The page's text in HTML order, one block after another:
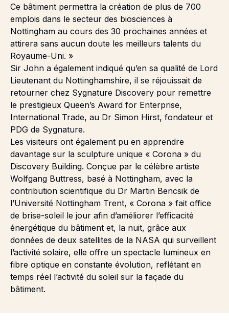
Ce bâtiment permettra la création de plus de 700
emplois dans le secteur des biosciences à
Nottingham au cours des 30 prochaines années et
attirera sans aucun doute les meilleurs talents du
Royaume-Uni. »
Sir John a également indiqué qu’en sa qualité de Lord
Lieutenant du Nottinghamshire, il se réjouissait de
retourner chez Sygnature Discovery pour remettre
le prestigieux Queen’s Award for Enterprise,
International Trade, au Dr Simon Hirst, fondateur et
PDG de Sygnature.
Les visiteurs ont également pu en apprendre
davantage sur la sculpture unique « Corona » du
Discovery Building. Conçue par le célèbre artiste
Wolfgang Buttress, basé à Nottingham, avec la
contribution scientifique du Dr Martin Bencsik de
l’Université Nottingham Trent, « Corona » fait office
de brise-soleil le jour afin d’améliorer l’efficacité
énergétique du bâtiment et, la nuit, grâce aux
données de deux satellites de la NASA qui surveillent
l’activité solaire, elle offre un spectacle lumineux en
fibre optique en constante évolution, reflétant en
temps réel l’activité du soleil sur la façade du
bâtiment.